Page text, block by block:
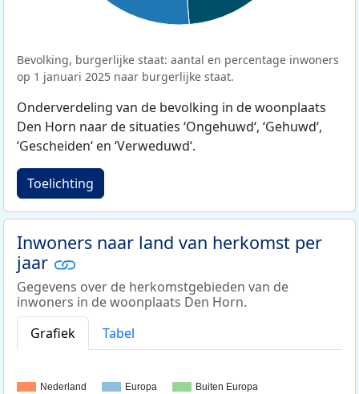
Bevolking, burgerlijke staat: aantal en percentage inwoners
op 1 januari 2025 naar burgerlijke staat.
Onderverdeling van de bevolking in de woonplaats
Den Horn naar de situaties ‘Ongehuwd‘, ‘Gehuwd‘,
‘Gescheiden‘ en ‘Verweduwd‘.
Toelichting
Inwoners naar land van herkomst per
jaar
Gegevens over de herkomstgebieden van de
inwoners in de woonplaats Den Horn.
Grafiek
Tabel
Nederland Europa Buiten Europa